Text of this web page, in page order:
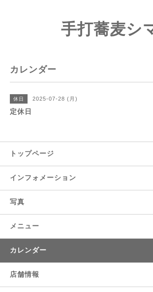
手打蕎麦シ
カレンダー
休日 2025-07-28 (月)
定休日
トップページ
インフォメーション
写真
メニュー
カレンダー
店舗情報